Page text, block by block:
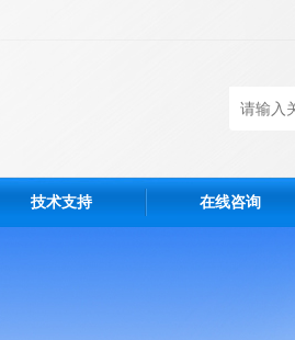
技术支持 在线咨询